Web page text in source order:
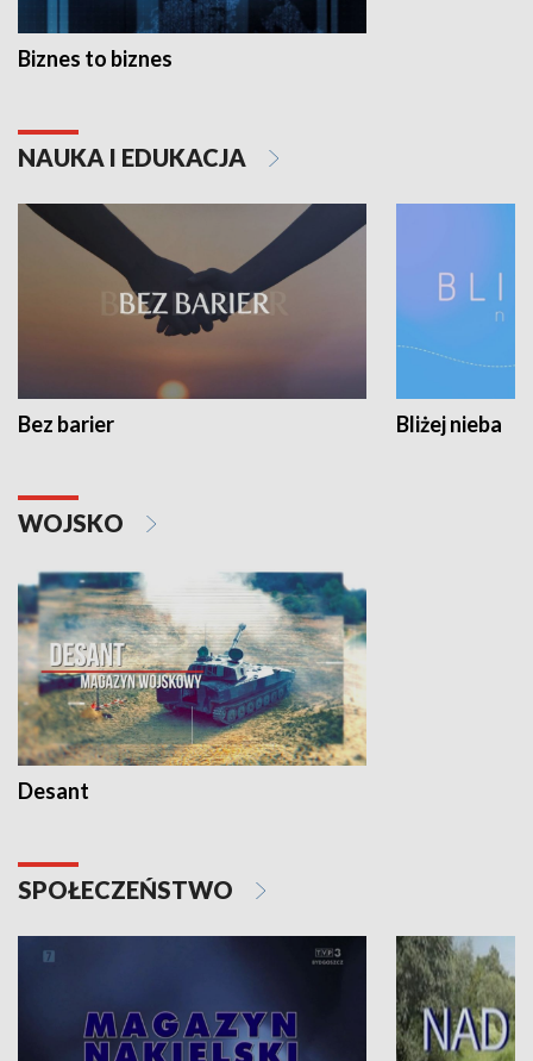
Biznes to biznes
NAUKA I EDUKACJA
Bez barier Bliżej nieba
WOJSKO
Desant
SPOŁECZEŃSTWO